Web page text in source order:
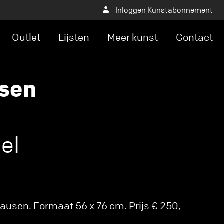
Inloggen Kunstabonnement
Outlet Lijsten Meer kunst Contact
Formaat 56 x 76 cm. Prijs € 250,-